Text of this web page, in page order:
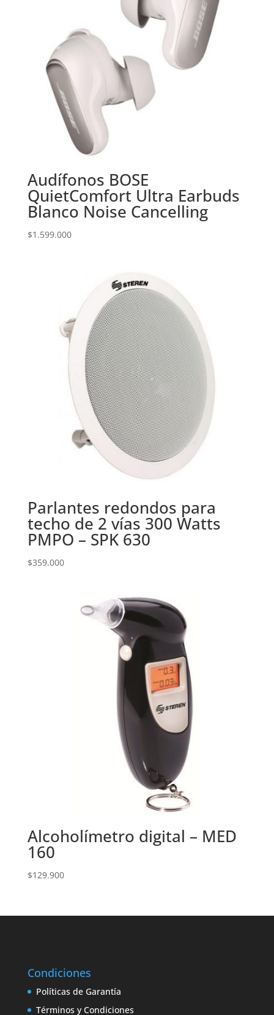
Audífonos BOSE
QuietComfort Ultra Earbuds
Blanco Noise Cancelling
$1.599.000
Parlantes redondos para
techo de 2 vías 300 Watts
PMPO – SPK 630
$359.000
Alcoholímetro digital – MED
160
$129.900
Condiciones
Políticas de Garantía
Términos y Condiciones